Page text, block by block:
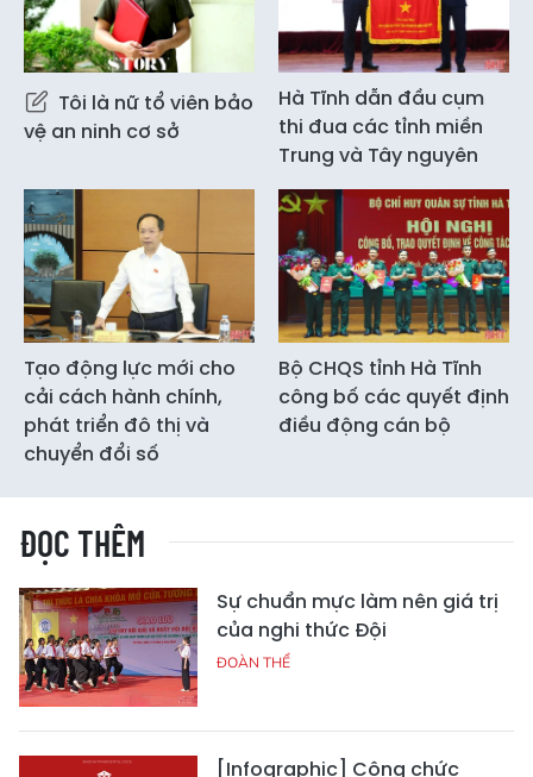
Tôi là nữ tổ viên bảo
vệ an ninh cơ sở
Hà Tĩnh dẫn đầu cụm
thi đua các tỉnh miền
Trung và Tây nguyên
Tạo động lực mới cho
cải cách hành chính,
phát triển đô thị và
chuyển đổi số
Bộ CHQS tỉnh Hà Tĩnh
công bố các quyết định
điều động cán bộ
ĐỌC THÊM
Sự chuẩn mực làm nên giá trị
của nghi thức Đội
ĐOÀN THỂ
[Infographic] Công chức